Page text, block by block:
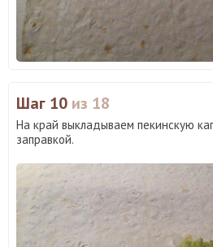
Шаг 10 из 18
На край выкладываем пекинскую
заправкой.